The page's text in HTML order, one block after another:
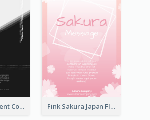
Art Fair Gradient Color Flyer Pink Sakura Japan Flyer